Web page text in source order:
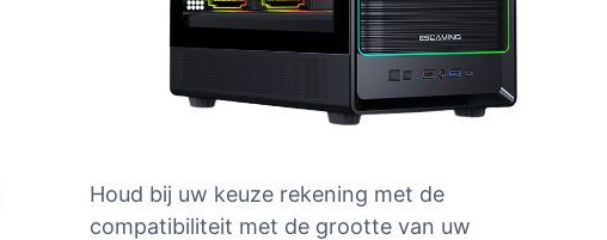
Houd bij uw keuze rekening met de
compatibiliteit met de grootte van uw